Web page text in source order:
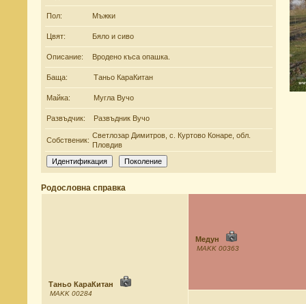
Пол: Мъжки
Цвят: Бяло и сиво
Описание: Вродено къса опашка.
Баща: Таньо КараКитан
Майка: Мугла Вучо
Развъдчик: Развъдник Вучо
Собственик:
Светлозар Димитров, с. Куртово Конаре, обл.
Пловдив
Родословна справка
Таньо КараКитан
MAKK 00284
Медун
MAKK 00363